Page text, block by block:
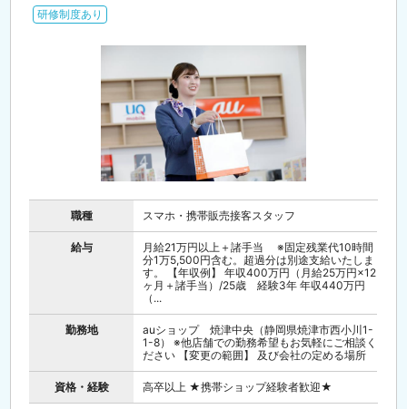
研修制度あり
職種 スマホ・携帯販売接客スタッフ
給与
月給21万円以上＋諸手当 ※固定残業代10時間
分1万5,500円含む。超過分は別途支給いたしま
す。 【年収例】 年収400万円（月給25万円×12
ヶ月＋諸手当）/25歳 経験3年 年収440万円
（...
勤務地
auショップ 焼津中央（静岡県焼津市西小川1-
1-8） ※他店舗での勤務希望もお気軽にご相談く
ださい 【変更の範囲】 及び会社の定める場所
資格・経験 高卒以上 ★携帯ショップ経験者歓迎★